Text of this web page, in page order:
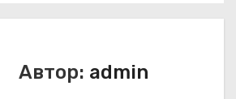
Автор: admin